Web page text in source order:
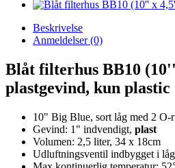
Beskrivelse
Anmeldelser (0)
Blåt filterhus BB10
plastgevind, kun plastic
10" Big Blue, sort låg med 2 O-
Gevind: 1" indvendigt, plast
Volumen: 2,5 liter, 34 x 18cm
Udluftningsventil indbygget i